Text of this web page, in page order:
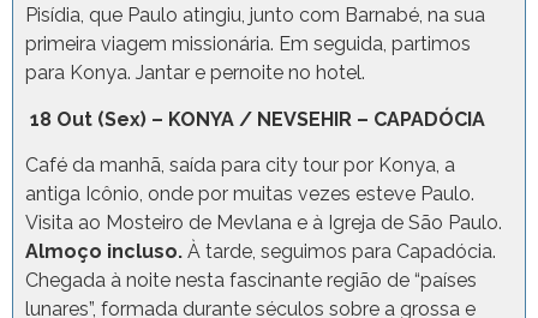
Pisídia, que Paulo atingiu, junto com Barnabé, na sua
primeira viagem missionária. Em seguida, partimos
para Konya. Jantar e pernoite no hotel.
18 Out (Sex) – KONYA / NEVSEHIR – CAPADÓCIA
Café da manhã, saída para city tour por Konya, a
antiga Icônio, onde por muitas vezes esteve Paulo.
Visita ao Mosteiro de Mevlana e à Igreja de São Paulo.
Almoço incluso. À tarde, seguimos para Capadócia.
Chegada à noite nesta fascinante região de “países
lunares”, formada durante séculos sobre a grossa e